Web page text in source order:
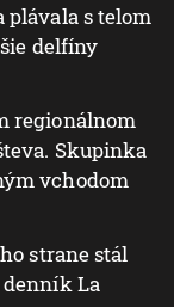
plávala s telom
delfíny
regionálnom
Skupinka
vchodom
strane stál
denník La